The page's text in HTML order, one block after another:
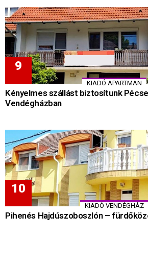
KIADÓ APARTMAN
Kényelmes szállást biztosítunk
Vendégházban
KIADÓ VENDÉGHÁZ
Pihenés Hajdúszoboszlón –